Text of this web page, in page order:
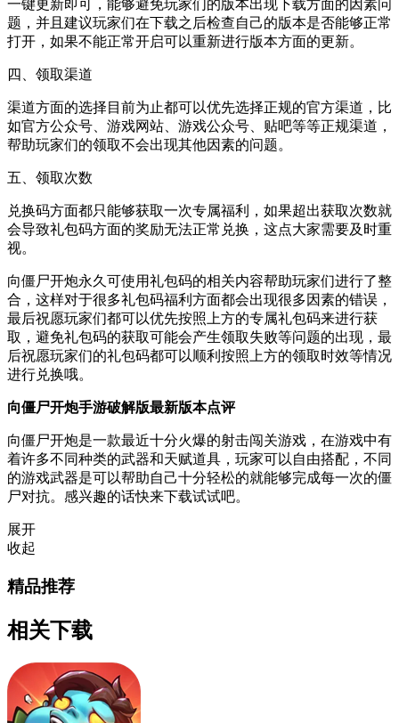
一键更新即可，能够避免玩家们的版本出现下载方面的因素问
题，并且建议玩家们在下载之后检查自己的版本是否能够正常
打开，如果不能正常开启可以重新进行版本方面的更新。
四、领取渠道
渠道方面的选择目前为止都可以优先选择正规的官方渠道，比
如官方公众号、游戏网站、游戏公众号、贴吧等等正规渠道，
帮助玩家们的领取不会出现其他因素的问题。
五、领取次数
兑换码方面都只能够获取一次专属福利，如果超出获取次数就
会导致礼包码方面的奖励无法正常兑换，这点大家需要及时重
视。
向僵尸开炮永久可使用礼包码的相关内容帮助玩家们进行了整
合，这样对于很多礼包码福利方面都会出现很多因素的错误，
最后祝愿玩家们都可以优先按照上方的专属礼包码来进行获
取，避免礼包码的获取可能会产生领取失败等问题的出现，最
后祝愿玩家们的礼包码都可以顺利按照上方的领取时效等情况
进行兑换哦。
向僵尸开炮手游破解版最新版本点评
向僵尸开炮是一款最近十分火爆的射击闯关游戏，在游戏中有
着许多不同种类的武器和天赋道具，玩家可以自由搭配，不同
的游戏武器是可以帮助自己十分轻松的就能够完成每一次的僵
尸对抗。感兴趣的话快来下载试试吧。
展开
收起
精品推荐
相关下载